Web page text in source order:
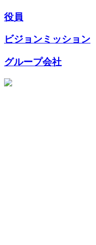
役員
ビジョンミッション
グループ会社